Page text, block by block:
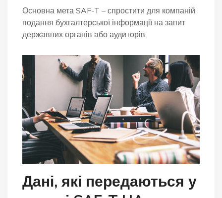
Основна мета SAF-T – спростити для компаній
подання бухгалтерської інформації на запит
державних органів або аудиторів.
Дані, які передаються у